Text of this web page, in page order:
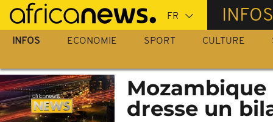
Passer
au
contenu
INFOS
INFOS ECONOMIE SPORT CULTURE
dresse un